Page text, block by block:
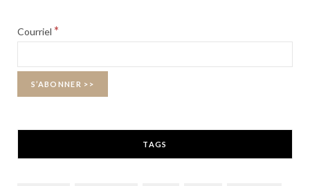
Courriel *
TAGS